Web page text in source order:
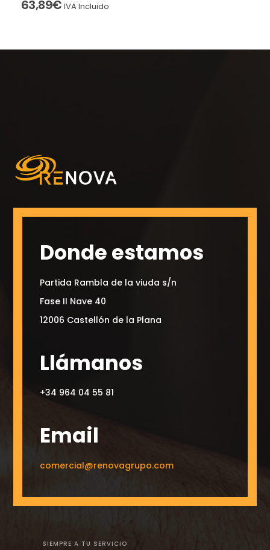
63,89€ IVA Incluido
SIEMPRE A TU SERVICIO
Donde estamos
Partida Rambla de la viuda s/n
Fase II Nave 40
12006 Castellón de la Plana
Llámanos
+34 964 04 55 81
Email
comercial@renovagrupo.com